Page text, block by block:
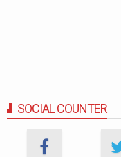
SOCIAL COUNTER